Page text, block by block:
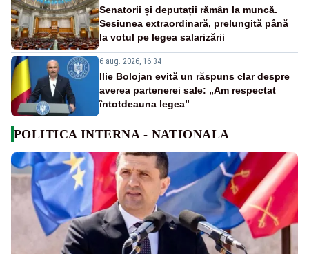
Senatorii și deputații rămân la muncă.
Sesiunea extraordinară, prelungită până
la votul pe legea salarizării
6 aug. 2026, 16:34
Ilie Bolojan evită un răspuns clar despre
averea partenerei sale: „Am respectat
întotdeauna legea”
POLITICA INTERNA - NATIONALA